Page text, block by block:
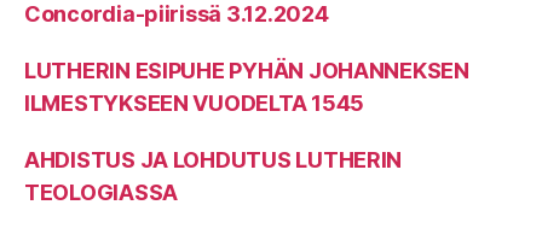
Concordia-piirissä 3.12.2024
LUTHERIN ESIPUHE PYHÄN JOHANNEKSEN
ILMESTYKSEEN VUODELTA 1545
AHDISTUS JA LOHDUTUS LUTHERIN
TEOLOGIASSA